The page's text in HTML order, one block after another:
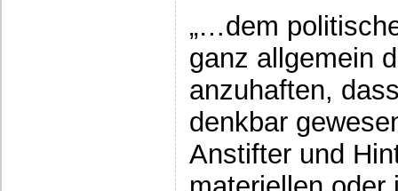
„…dem
ganz allgemein
anzuhaften,
denkbar
Anstifter und